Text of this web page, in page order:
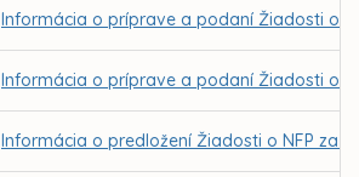
Informácia o príprave a podaní Žiadosti o
Informácia o príprave a podaní Žiadosti o
Informácia o predložení Žiadosti o NFP za